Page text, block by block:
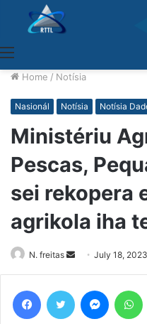
Home / Notísia
Nasionál Notísia Notísia
Ministériu
Pescas,
sei rekopera
agrikola iha
N. freitas
Send
an
email
July 18, 2023